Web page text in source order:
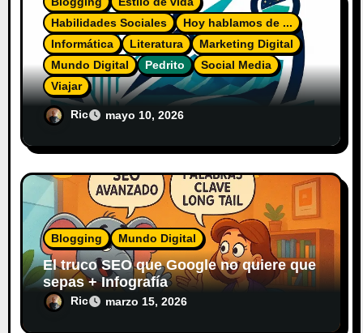
Habilidades Sociales
Hoy hablamos de ...
Informática
Literatura
Marketing Digital
Mundo Digital
Pedrito
Social Media
Viajar
El Diario del Explorador Digital
Ric mayo 10, 2026
Blogging Mundo Digital
El truco SEO que Google no quiere que
sepas + Infografía
Ric marzo 15, 2026